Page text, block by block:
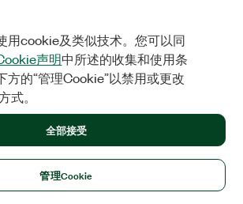
9.9 cm ×16.8 cm (3.9 in. × 6.6
in.)（全长的一半）
VHDCI（插座）
用cookie及类似技术。您可以同
声明中所述的收集和使用条
方的“管理Cookie”以禁用或更改
式。
管理Cookie
全部接受